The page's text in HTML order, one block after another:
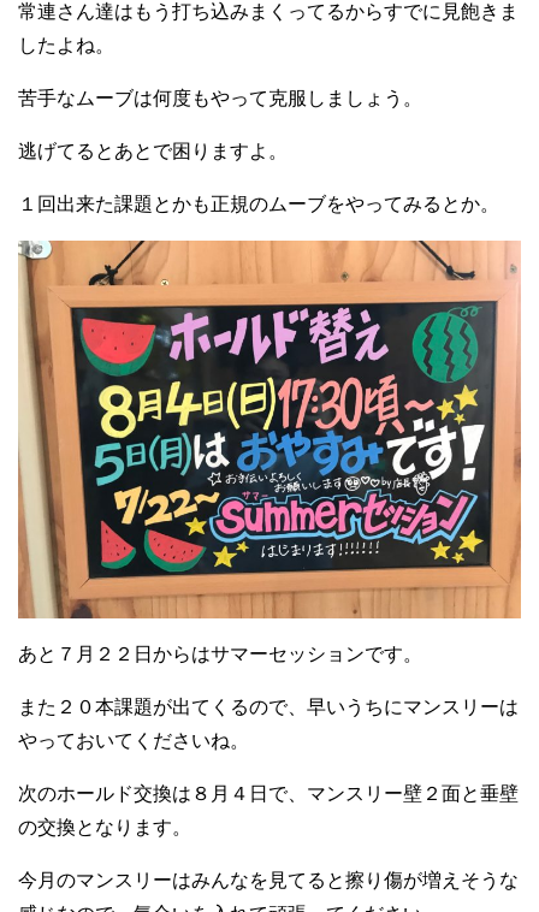
常連さん達はもう打ち込みまくってるからすでに見飽きま
したよね。
苦手なムーブは何度もやって克服しましょう。
逃げてるとあとで困りますよ。
１回出来た課題とかも正規のムーブをやってみるとか。
あと７月２２日からはサマーセッションです。
また２０本課題が出てくるので、早いうちにマンスリーは
やっておいてくださいね。
次のホールド交換は８月４日で、マンスリー壁２面と垂壁
の交換となります。
今月のマンスリーはみんなを見てると擦り傷が増えそうな